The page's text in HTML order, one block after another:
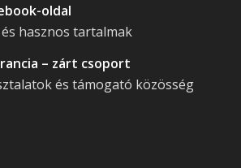
oldal
hasznos tartalmak
– zárt csoport
és támogató közösség